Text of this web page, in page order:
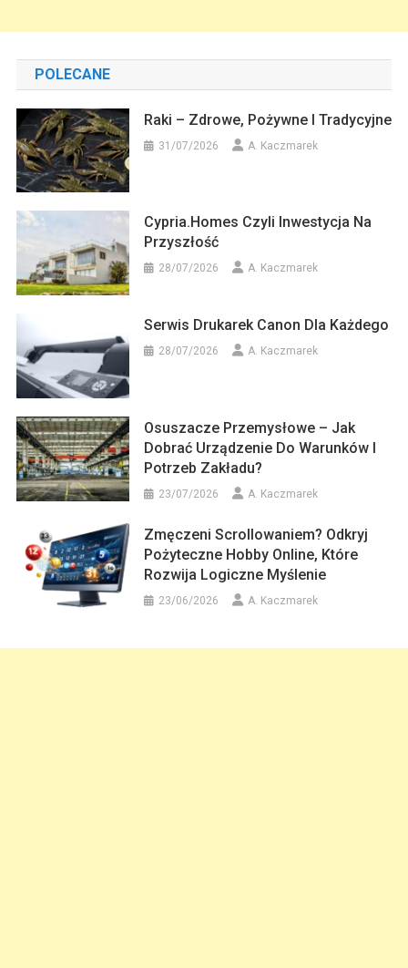
POLECANE
Raki – Zdrowe, Pożywne I Tradycyjne
31/07/2026 A. Kaczmarek
Cypria.homes Czyli Inwestycja Na
Przyszłość
28/07/2026 A. Kaczmarek
Serwis Drukarek Canon Dla Każdego
28/07/2026 A. Kaczmarek
Osuszacze Przemysłowe – Jak
Dobrać Urządzenie Do Warunków I
Potrzeb Zakładu?
23/07/2026 A. Kaczmarek
Zmęczeni Scrollowaniem? Odkryj
Pożyteczne Hobby Online, Które
Rozwija Logiczne Myślenie
23/06/2026 A. Kaczmarek